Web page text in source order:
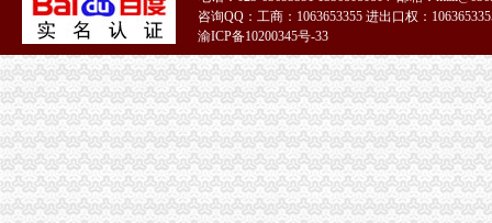
免费域名,免费顶级域名,域名注册免费,免费TK域名,免费ML域
【优惠升级】学教育网师/执业师面授班全面免费注册即可预约
存100送100【起凡免费注册送会员】手游棋牌注册送可提现
免费注册
免费注册通行证
【青岛免费注册公司专业代理记账可靠地址服务】-北区泰山路易登网
零元注册美国商标,零元注册美国公司,免费注册美国商标,免费注
139邮箱注册免费注册
免费注册qq_格子啦
咨询QQ：工商：1063653355 进出口权：
渝ICP备10200345号-33